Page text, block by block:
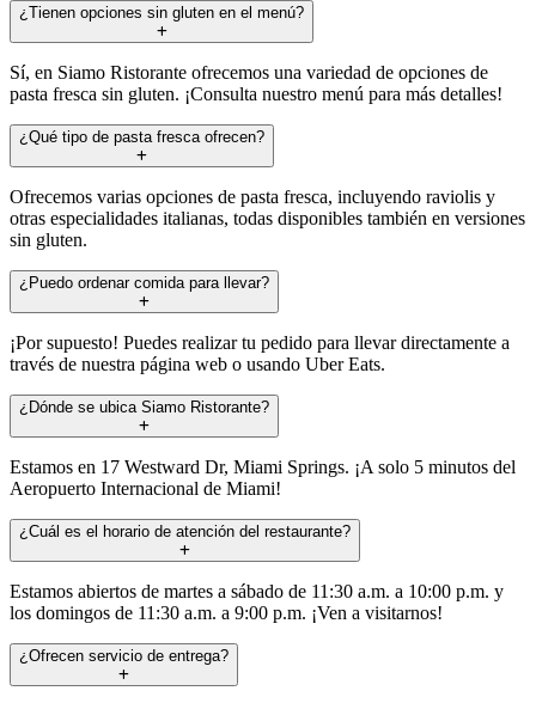
¿Tienen opciones sin gluten en el menú?
Sí, en Siamo Ristorante ofrecemos una variedad de opciones de
pasta fresca sin gluten. ¡Consulta nuestro menú para más detalles!
¿Qué tipo de pasta fresca ofrecen?
Ofrecemos varias opciones de pasta fresca, incluyendo raviolis y
otras especialidades italianas, todas disponibles también en versiones
sin gluten.
¿Puedo ordenar comida para llevar?
¡Por supuesto! Puedes realizar tu pedido para llevar directamente a
través de nuestra página web o usando Uber Eats.
¿Dónde se ubica Siamo Ristorante?
Estamos en 17 Westward Dr, Miami Springs. ¡A solo 5 minutos del
Aeropuerto Internacional de Miami!
¿Cuál es el horario de atención del restaurante?
Estamos abiertos de martes a sábado de 11:30 a.m. a 10:00 p.m. y
los domingos de 11:30 a.m. a 9:00 p.m. ¡Ven a visitarnos!
¿Ofrecen servicio de entrega?